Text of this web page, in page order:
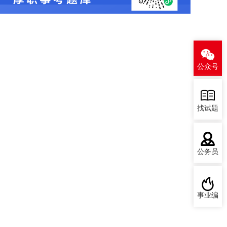
公众号
找试题
公务员
事业编